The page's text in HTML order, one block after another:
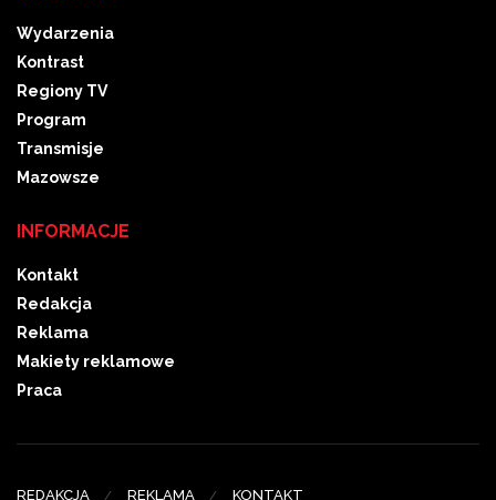
Wydarzenia
Kontrast
Regiony TV
Program
Transmisje
Mazowsze
INFORMACJE
Kontakt
Redakcja
Reklama
Makiety reklamowe
Praca
REDAKCJA REKLAMA KONTAKT